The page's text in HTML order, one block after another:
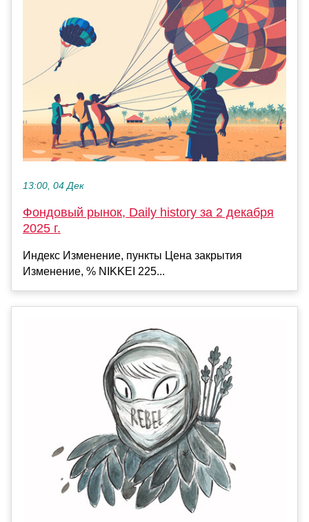
13:00, 04 Дек
Фондовый рынок, Daily history за 2 декабря
2025 г.
Индекс Изменение, пункты Цена закрытия
Изменение, % NIKKEI 225...